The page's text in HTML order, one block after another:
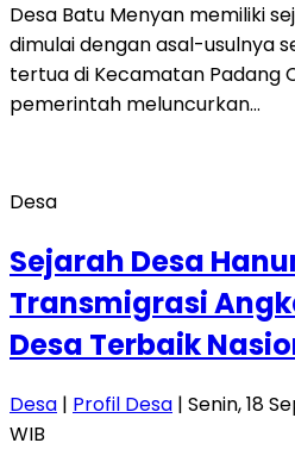
Desa Batu Menyan memiliki
dimulai dengan asal-usulnya
tertua di Kecamatan Padang
pemerintah meluncurkan…
Desa
Sejarah Desa
Transmigrasi
Desa Terbaik
Desa | Profil Desa | Senin, 18
WIB